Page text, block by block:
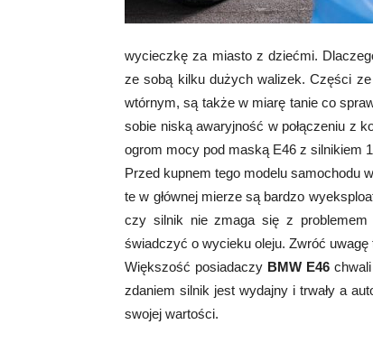
wycieczkę za miasto z dziećmi.
ze sobą kilku dużych walizek. Części
wtórnym, są także w miarę tanie co
sobie niską awaryjność w połączeniu z
ogrom mocy pod maską E46 z silnikiem
Przed kupnem tego modelu samochodu
te w głównej mierze są bardzo
czy silnik nie zmaga się z
świadczyć o wycieku oleju. Zwróć uwagę
Większość posiadaczy BMW E46
zdaniem silnik jest wydajny i trwały a
swojej wartości.